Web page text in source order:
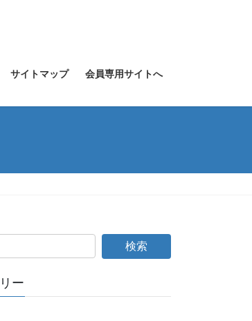
サイトマップ 会員専用サイトへ
ー